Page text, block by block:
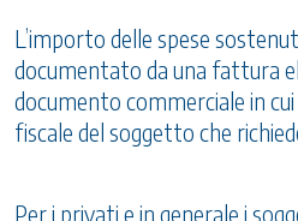
L’importo delle spese
documentato da una fattura
documento commerciale in
fiscale del soggetto che
Per i privati e in generale i